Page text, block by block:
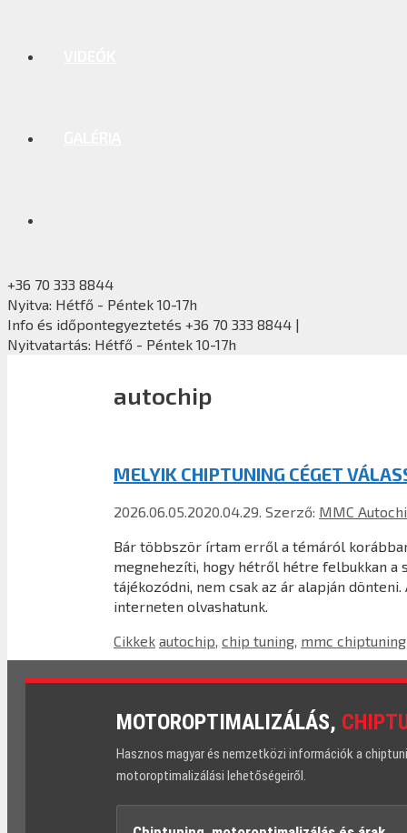
+36 70 333 8844
Nyitva: Hétfő - Péntek 10-17h
Info és időpontegyeztetés +36 70 333 8844 |
Nyitvatartás: Hétfő - Péntek 10-17h
autochip
MELYIK CHIPTUNING CÉGET
2026.06.05.2020.04.29. Szerző: MMC
Bár többször írtam erről a témáról
megnehezíti, hogy hétről hétre felbukkan a
tájékozódni, nem csak az ár alapján
interneten olvashatunk.
Kategória
Cikkek Címkék
autochip, chip tuning, mmc chiptuning
MOTOROPTIMALIZÁLÁS,
Hasznos magyar és nemzetközi információk a
motoroptimalizálási lehetőségeiről.